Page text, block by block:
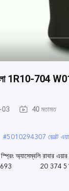
1R10-704
03 40 মতামত
#5010294307 রেনল্ট
স্প্রিং অ্যাসেম্বলি
693 20